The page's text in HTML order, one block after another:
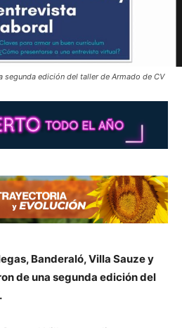
edición del taller de Armado de CV
Banderaló, Villa Sauze y
de una segunda edición del